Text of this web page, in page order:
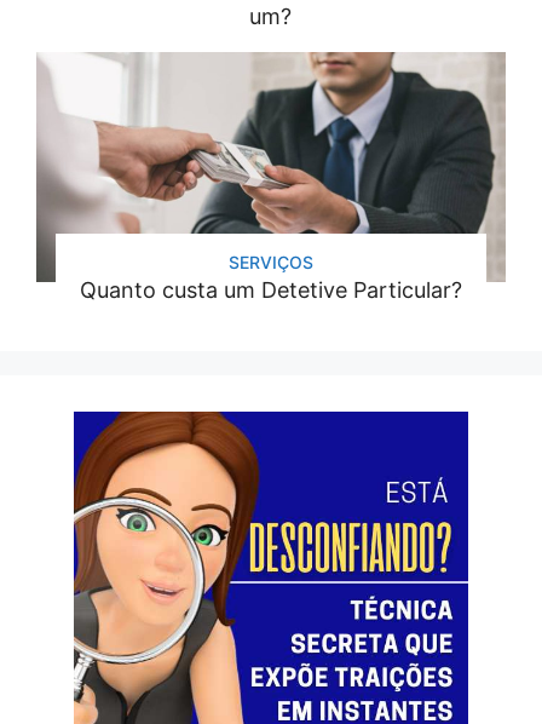
um?
SERVIÇOS
Quanto custa um Detetive Particular?